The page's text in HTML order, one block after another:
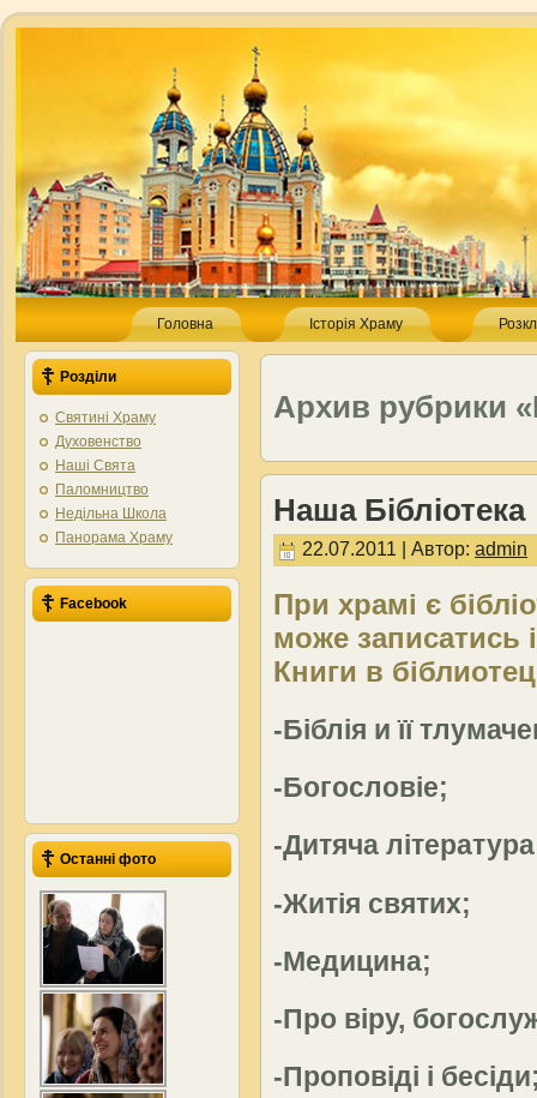
Головна Історія Храму
Розділи
Святині Храму
Духовенство
Наші Свята
Паломництво
Недільна Школа
Панорама Храму
Facebook
Останні фото
Архив рубрики
Наша Бібліотека
22.07.2011 | Автор: admin
При храмі є
може записатись
Книги в
-Біблія и її
-Богословіе;
-Дитяча
-Житія святих;
-Медицина;
-Про віру,
-Проповіді і